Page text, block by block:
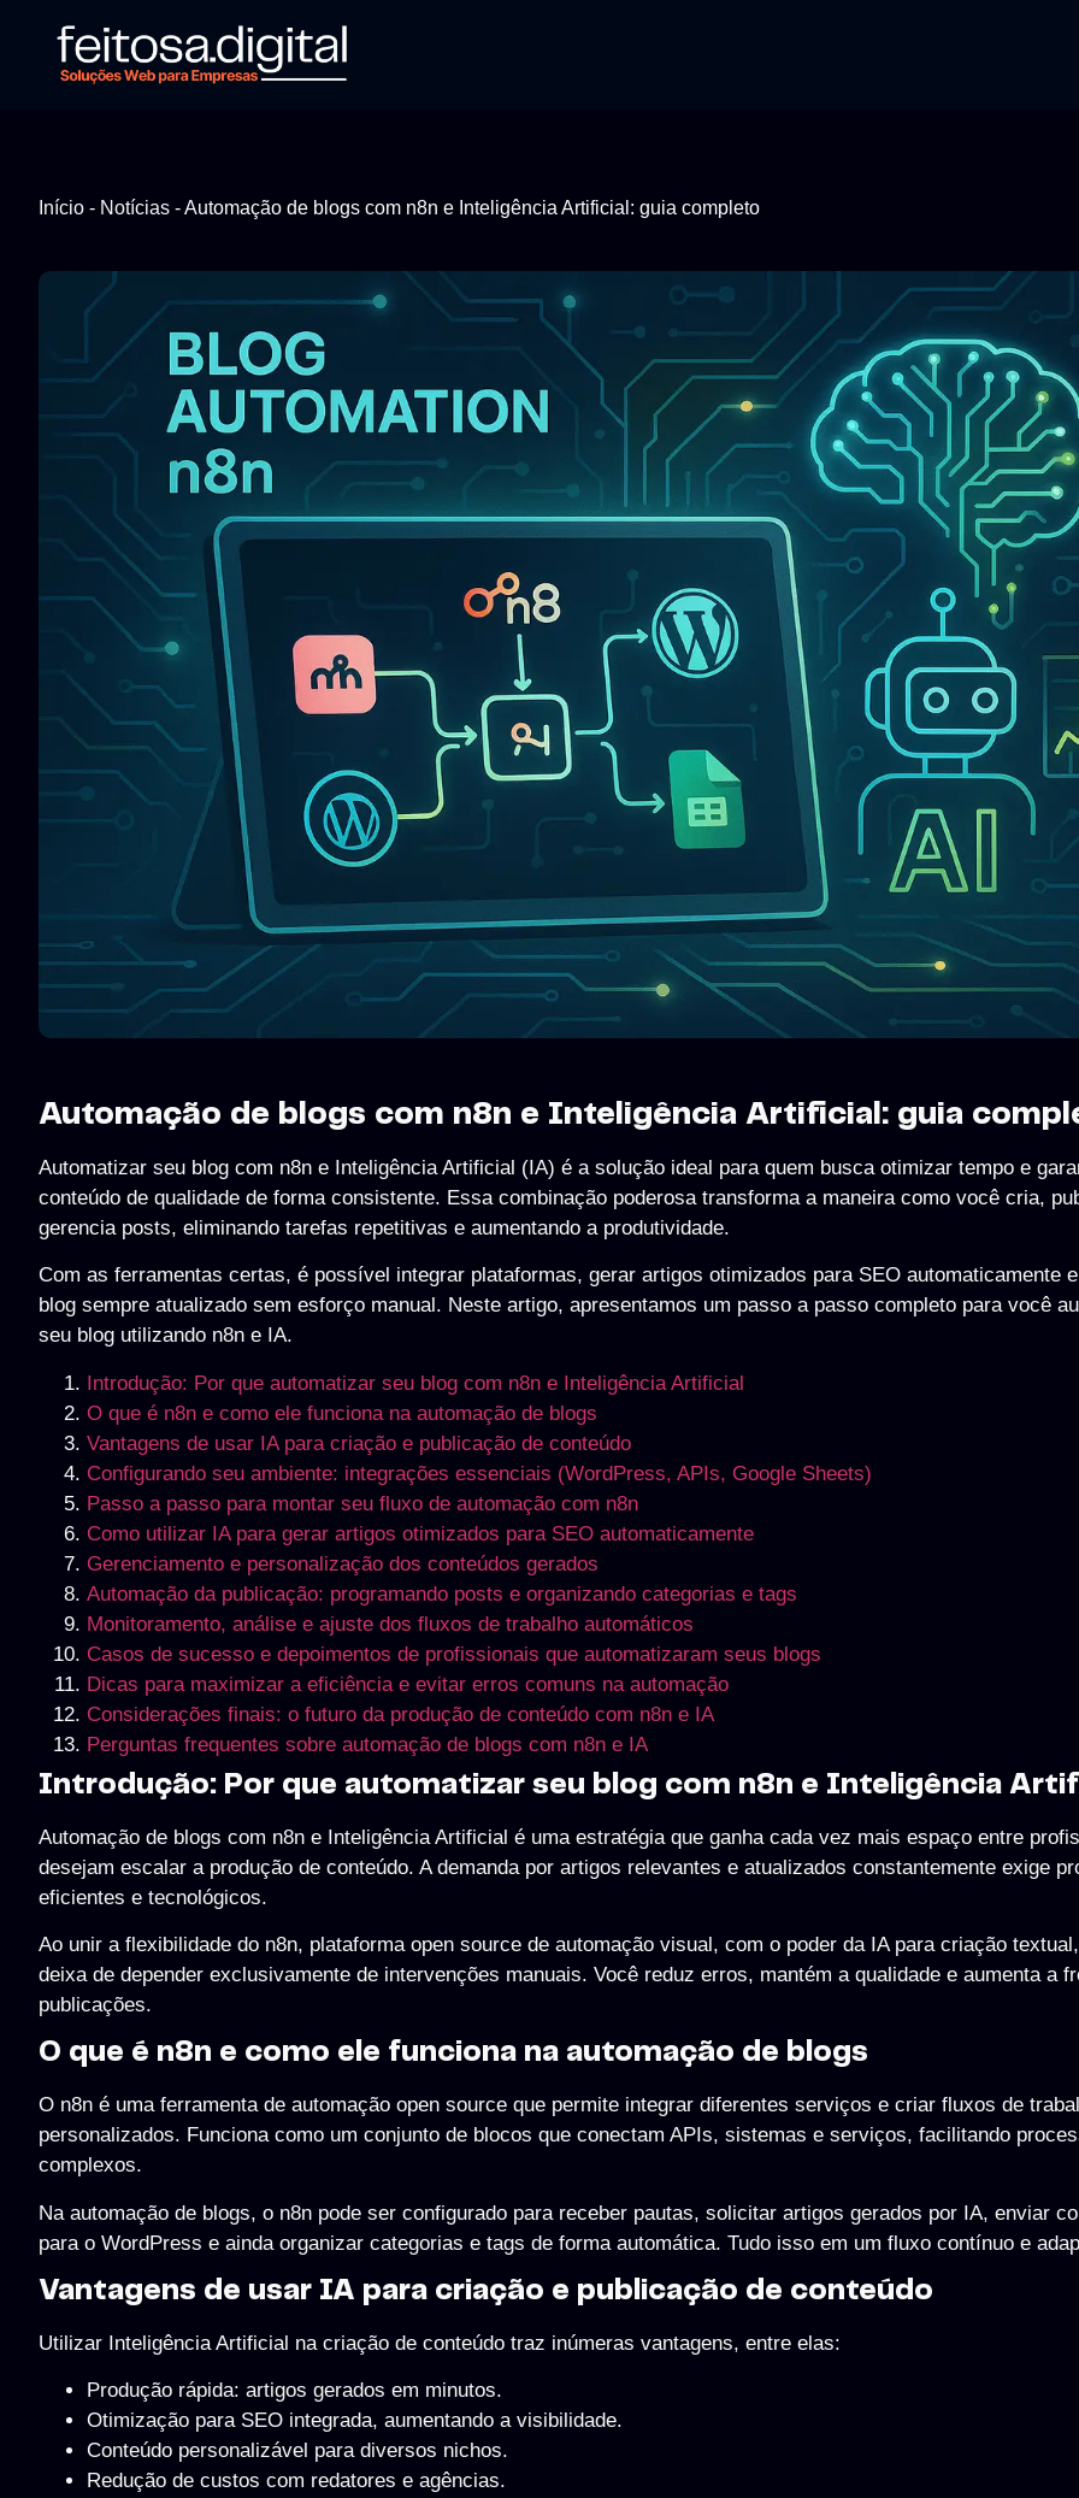
Início - Notícias -Automação de blogs com n8n e Inteligência Artificial: guia completo
Automação de blogs com n8n e Inteligência Artificial: guia
Automatizar seu blog com n8n e Inteligência Artificial (IA) é a solução ideal para quem busca otimizar tempo e
conteúdo de qualidade de forma consistente. Essa combinação poderosa transforma a maneira como você cria,
gerencia posts, eliminando tarefas repetitivas e aumentando a produtividade.
Com as ferramentas certas, é possível integrar plataformas, gerar artigos otimizados para SEO automaticamente
blog sempre atualizado sem esforço manual. Neste artigo, apresentamos um passo a passo completo para você
seu blog utilizando n8n e IA.
Introdução: Por que automatizar seu blog com n8n e Inteligência Artificial
O que é n8n e como ele funciona na automação de blogs
Vantagens de usar IA para criação e publicação de conteúdo
Configurando seu ambiente: integrações essenciais (WordPress, APIs, Google Sheets)
Passo a passo para montar seu fluxo de automação com n8n
Como utilizar IA para gerar artigos otimizados para SEO automaticamente
Gerenciamento e personalização dos conteúdos gerados
Automação da publicação: programando posts e organizando categorias e tags
Monitoramento, análise e ajuste dos fluxos de trabalho automáticos
Casos de sucesso e depoimentos de profissionais que automatizaram seus blogs
Dicas para maximizar a eficiência e evitar erros comuns na automação
Considerações finais: o futuro da produção de conteúdo com n8n e IA
Perguntas frequentes sobre automação de blogs com n8n e IA
Introdução: Por que automatizar seu blog com n8n e Inteligência
Automação de blogs com n8n e Inteligência Artificial é uma estratégia que ganha cada vez mais espaço entre
desejam escalar a produção de conteúdo. A demanda por artigos relevantes e atualizados constantemente exige
eficientes e tecnológicos.
Ao unir a flexibilidade do n8n, plataforma open source de automação visual, com o poder da IA para criação
deixa de depender exclusivamente de intervenções manuais. Você reduz erros, mantém a qualidade e aumenta a
publicações.
O que é n8n e como ele funciona na automação de blogs
O n8n é uma ferramenta de automação open source que permite integrar diferentes serviços e criar fluxos de
personalizados. Funciona como um conjunto de blocos que conectam APIs, sistemas e serviços, facilitando
complexos.
Na automação de blogs, o n8n pode ser configurado para receber pautas, solicitar artigos gerados por IA, enviar
para o WordPress e ainda organizar categorias e tags de forma automática. Tudo isso em um fluxo contínuo e
Vantagens de usar IA para criação e publicação de conteúdo
Utilizar Inteligência Artificial na criação de conteúdo traz inúmeras vantagens, entre elas:
Produção rápida: artigos gerados em minutos.
Otimização para SEO integrada, aumentando a visibilidade.
Conteúdo personalizável para diversos nichos.
Redução de custos com redatores e agências.